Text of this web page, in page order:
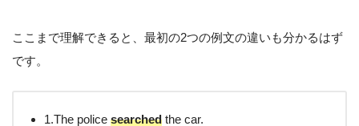
ここまで理解できると、最初の2つの例文の違いも分かるはず
です。
1.The police searched the car.